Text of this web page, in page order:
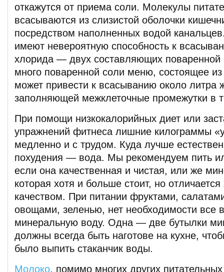
откажутся от приема соли. Молекулы
всасываются из слизистой оболочки
посредством наполненных водой
имеют невероятную способность к
хлорида — двух составляющих
много поваренной соли меню, состоящее
может привести к всасыванию около литра
заполняющей межклеточные промежутки в
При помощи низкокалорийных диет или
упражнений фитнеса лишние килограммы
медленно и с трудом. Куда лучше
похудения — вода. Мы рекомендуем пить
если она качественная и чистая, или же
которая хотя и больше стоит, но
качеством. При питании фруктами,
овощами, зеленью, нет необходимости все
минеральную воду. Одна — две бутылки
должны всегда быть наготове на кухне,
было выпить стаканчик воды.
Молоко, помимо многих других